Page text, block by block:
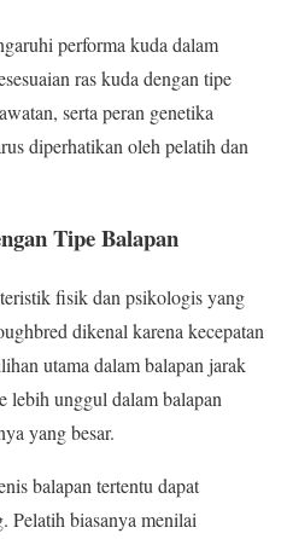
performa kuda dalam
ras kuda dengan tipe
serta peran genetika
diperhatikan oleh pelatih dan
Tipe Balapan
fisik dan psikologis yang
dikenal karena kecepatan
utama dalam balapan jarak
lebih unggul dalam balapan
yang besar.
balapan tertentu dapat
Pelatih biasanya menilai